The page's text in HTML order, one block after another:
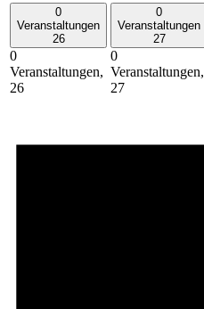
0
Veranstaltungen
26
0
Veranstaltungen,
26
0
Veranstaltungen
27
0
Veranstaltungen,
27